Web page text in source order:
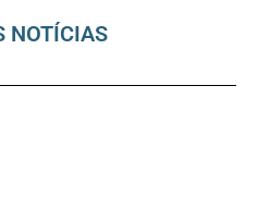
NOTÍCIAS